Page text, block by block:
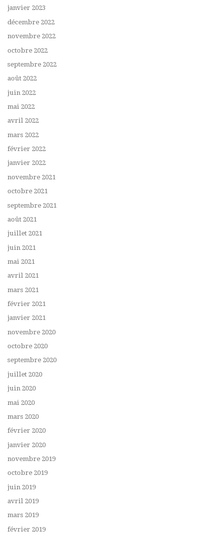
janvier 2023
décembre 2022
novembre 2022
octobre 2022
septembre 2022
août 2022
juin 2022
mai 2022
avril 2022
mars 2022
février 2022
janvier 2022
novembre 2021
octobre 2021
septembre 2021
août 2021
juillet 2021
juin 2021
mai 2021
avril 2021
mars 2021
février 2021
janvier 2021
novembre 2020
octobre 2020
septembre 2020
juillet 2020
juin 2020
mai 2020
mars 2020
février 2020
janvier 2020
novembre 2019
octobre 2019
juin 2019
avril 2019
mars 2019
février 2019